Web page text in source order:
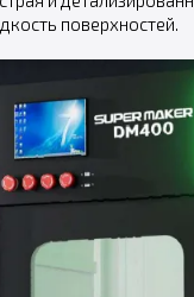
поверхностей.